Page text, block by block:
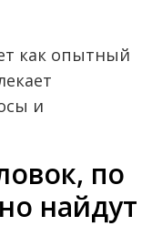
как опытный
и
по
найдут